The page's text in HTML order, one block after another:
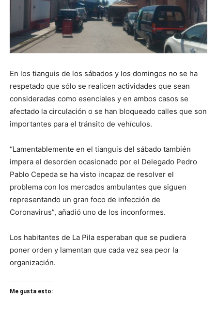
En los tianguis de los sábados y los domingos no se ha
respetado que sólo se realicen actividades que sean
consideradas como esenciales y en ambos casos se
afectado la circulación o se han bloqueado calles que son
importantes para el tránsito de vehículos.
“Lamentablemente en el tianguis del sábado también
impera el desorden ocasionado por el Delegado Pedro
Pablo Cepeda se ha visto incapaz de resolver el
problema con los mercados ambulantes que siguen
representando un gran foco de infección de
Coronavirus”, añadió uno de los inconformes.
Los habitantes de La Pila esperaban que se pudiera
poner orden y lamentan que cada vez sea peor la
organización.
Me gusta esto: